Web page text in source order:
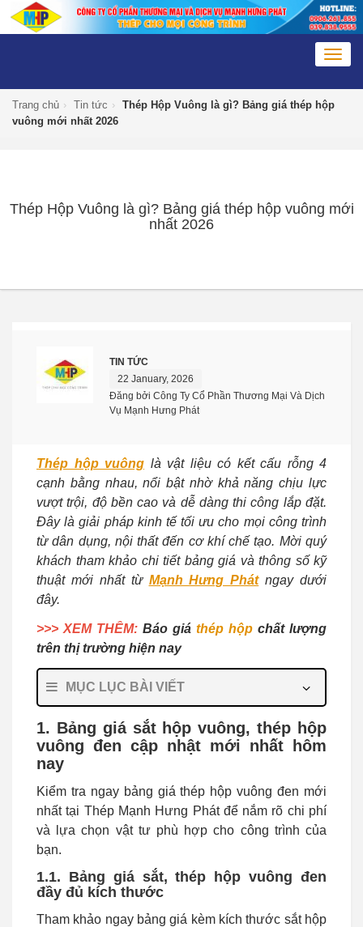
Trang chủ › Tin tức › Thép Hộp Vuông là gì? Bảng giá thép hộp
vuông mới nhất 2026
Thép Hộp Vuông là gì? Bảng giá thép hộp vuông mới
nhất 2026
TIN TỨC
22 January, 2026
Đăng bởi Công Ty Cổ Phần Thương Mại Và Dịch
Vụ Mạnh Hưng Phát
Thép hộp vuông là vật liệu có kết cấu rỗng 4
cạnh bằng nhau, nổi bật nhờ khả năng chịu lực
vượt trội, độ bền cao và dễ dàng thi công lắp đặt.
Đây là giải pháp kinh tế tối ưu cho mọi công trình
từ dân dụng, nội thất đến cơ khí chế tạo. Mời quý
khách tham khảo chi tiết bảng giá và thông số kỹ
thuật mới nhất từ Mạnh Hưng Phátngay dưới
đây.
>>> XEM THÊM: Báo giá thép hộp chất lượng
trên thị trường hiện nay
MỤC LỤC BÀI VIẾT
1. Bảng giá sắt hộp vuông, thép hộp
vuông đen cập nhật mới nhất hôm
nay
Kiểm tra ngay bảng giá thép hộp vuông đen mới
nhất tại Thép Mạnh Hưng Phát để nắm rõ chi phí
và lựa chọn vật tư phù hợp cho công trình của
bạn.
1.1. Bảng giá sắt, thép hộp vuông đen
đầy đủ kích thước
Tham khảo ngay bảng giá kèm kích thước sắt hộp